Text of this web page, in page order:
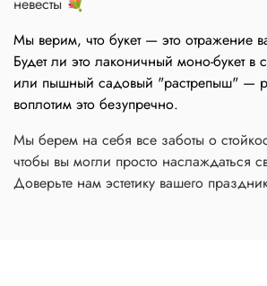
невесты 💐
Мы верим, что букет — это отражение
Будет ли это лаконичный моно-букет в
или пышный садовый "растрепыш" —
воплотим это безупречно.
Мы берем на себя все заботы о
чтобы вы могли просто наслаждаться
Доверьте нам эстетику вашего